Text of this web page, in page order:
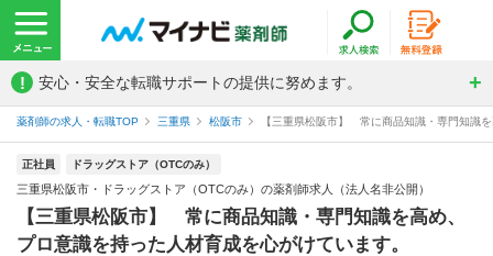
! 安心・安全な転職サポートの提供に努めます。
薬剤師の求人・転職TOP 三重県 松阪市 【三重県松阪市】 常に商品知識・専門知識
正社員 ドラッグストア（OTCのみ）
三重県松阪市・ドラッグストア（OTCのみ）の薬剤師求人（法人名非公開）
【三重県松阪市】 常に商品知識・専門知識を高め、
プロ意識を持った人材育成を心がけています。